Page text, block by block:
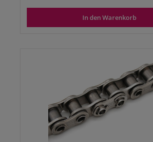
In den Warenkorb